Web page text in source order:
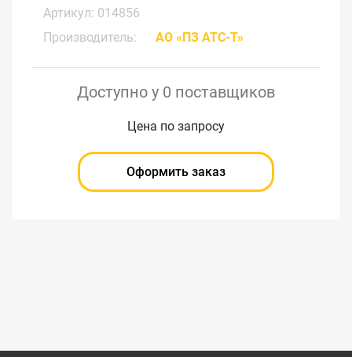
Артикул: 014856
Производитель:
АО «ПЗ АТС-Т»
Доступно у 0 поставщиков
Цена по запросу
Оформить заказ